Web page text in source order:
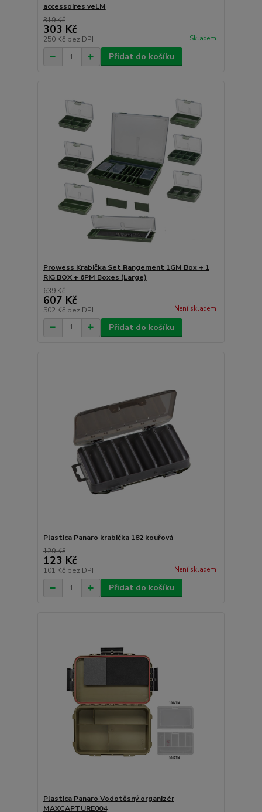
accessoires vel.M
319 Kč
303 Kč
250 Kč bez DPH Skladem
Přidat do košíku
Prowess Krabička Set Rangement 1GM Box + 1
RIG BOX + 6PM Boxes (Large)
639 Kč
607 Kč
502 Kč bez DPH Není skladem
Přidat do košíku
Plastica Panaro krabička 182 kouřová
129 Kč
123 Kč
101 Kč bez DPH Není skladem
Přidat do košíku
Plastica Panaro Vodotěsný organizér
MAXCAPTURE004